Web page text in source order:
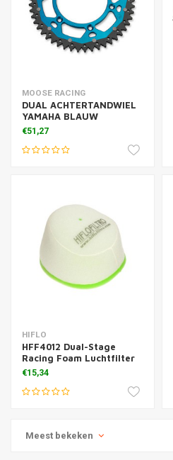
MOOSE RACING
DUAL ACHTERTANDWIEL
YAMAHA BLAUW
€51,27
HIFLO
HFF4012 Dual-Stage
Racing Foam Luchtfilter
€15,34
Meest bekeken